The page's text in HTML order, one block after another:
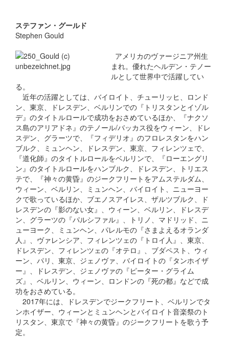
ステファン・グールド
Stephen Gould
アメリカのヴァージニア州生
まれ。優れたヘルデン・テノー
ルとして世界中で活躍してい
る。
近年の活躍としては、バイロイト、チューリッヒ、ロンド
ン、東京、ドレスデン、ベルリンでの『トリスタンとイゾル
デ』のタイトルロールで成功をおさめているほか、『ナクソ
ス島のアリアドネ』のテノール/バッカス役をウィーン、ドレ
スデン、グラーツで、『フィデリオ』のフロレスタンをハン
ブルク、ミュンヘン、ドレスデン、東京、フィレンツェで、
『道化師』のタイトルロールをベルリンで、『ローエングリ
ン』のタイトルロールをハンブルク、ドレスデン、トリエス
テで、『神々の黄昏』のジークフリートをアムステルダム、
ウィーン、ベルリン、ミュンヘン、バイロイト、ニューヨー
クで歌っているほか、ブエノスアイレス、ザルツブルク、ド
レスデンの『影のない女』、ウィーン、ベルリン、ドレスデ
ン、グラーツの『パルシファル』、トリノ、マドリッド、ニ
ューヨーク、ミュンヘン、パレルモの『さまよえるオランダ
人』、ヴァレンシア、フィレンツェの『トロイ人』、東京、
ドレスデン、フィレンツェの『オテロ』、ブダペスト、ウィ
ーン、パリ、東京、ジェノヴァ、バイロイトの『タンホイザ
ー』、ドレスデン、ジェノヴァの『ピーター・グライム
ズ』、ベルリン、ウィーン、ロンドンの『死の都』などで成
功をおさめている。
2017年には、ドレスデンでジークフリート、ベルリンでタ
ンホイザー、ウィーンとミュンヘンとバイロイト音楽祭のト
リスタン、東京で『神々の黄昏』のジークフリートを歌う予
定。